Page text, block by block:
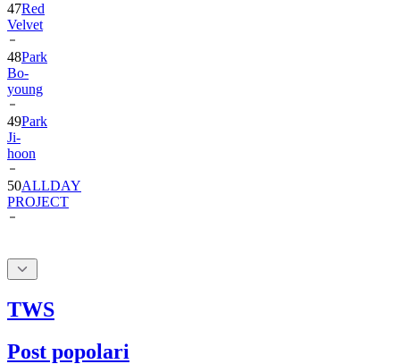
47Red
Velvet
48Park
Bo-
young
49Park
Ji-
hoon
50ALLDAY
PROJECT
TWS
Post popolari